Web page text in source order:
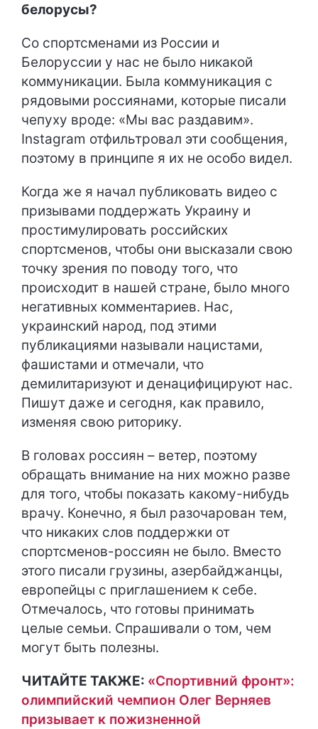
белорусы?
Со спортсменами из России и
Белоруссии у нас не было никакой
коммуникации. Была коммуникация с
рядовыми россиянами, которые писали
чепуху вроде: «Мы вас раздавим».
Instagram отфильтровал эти сообщения,
поэтому в принципе я их не особо видел.
Когда же я начал публиковать видео с
призывами поддержать Украину и
простимулировать российских
спортсменов, чтобы они высказали свою
точку зрения по поводу того, что
происходит в нашей стране, было много
негативных комментариев. Нас,
украинский народ, под этими
публикациями называли нацистами,
фашистами и отмечали, что
демилитаризуют и денацифицируют нас.
Пишут даже и сегодня, как правило,
изменяя свою риторику.
В головах россиян – ветер, поэтому
обращать внимание на них можно разве
для того, чтобы показать какому-нибудь
врачу. Конечно, я был разочарован тем,
что никаких слов поддержки от
спортсменов-россиян не было. Вместо
этого писали грузины, азербайджанцы,
европейцы с приглашением к себе.
Отмечалось, что готовы принимать
целые семьи. Спрашивали о том, чем
могут быть полезны.
ЧИТАЙТЕ ТАКЖЕ: «Спортивний фронт»:
олимпийский чемпион Олег Верняев
призывает к пожизненной